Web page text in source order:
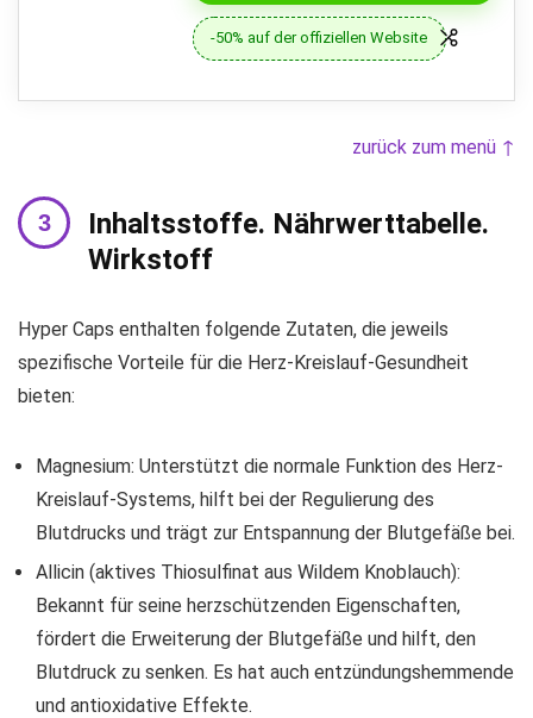
-50% auf der offiziellen Website
zurück zum menü ↑
Inhaltsstoffe. Nährwerttabelle.
Wirkstoff
Hyper Caps enthalten folgende Zutaten, die jeweils
spezifische Vorteile für die Herz-Kreislauf-Gesundheit
bieten:
Magnesium: Unterstützt die normale Funktion des Herz-
Kreislauf-Systems, hilft bei der Regulierung des
Blutdrucks und trägt zur Entspannung der Blutgefäße bei.
Allicin (aktives Thiosulfinat aus Wildem Knoblauch):
Bekannt für seine herzschützenden Eigenschaften,
fördert die Erweiterung der Blutgefäße und hilft, den
Blutdruck zu senken. Es hat auch entzündungshemmende
und antioxidative Effekte.